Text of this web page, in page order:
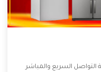
السريع والمباشر